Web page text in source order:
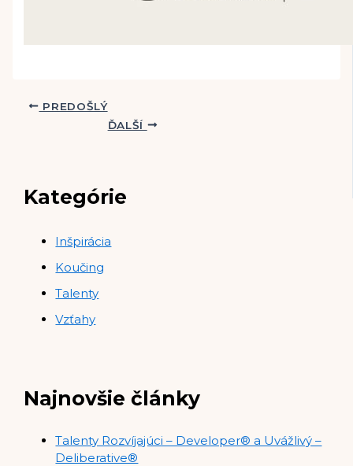
PREDOŠLÝ
ĎALŠÍ
Kategórie
Inšpirácia
Koučing
Talenty
Vzťahy
Najnovšie články
Talenty Rozvíjajúci – Developer® a Uvážlivý –
Deliberative®